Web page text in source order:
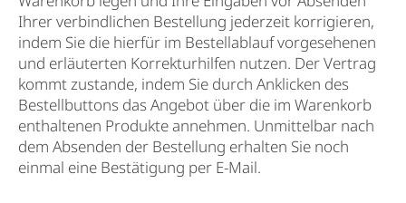
Ihrer verbindlichen Bestellung jederzeit korrigieren,
indem Sie die hierfür im Bestellablauf vorgesehenen
und erläuterten Korrekturhilfen nutzen. Der Vertrag
kommt zustande, indem Sie durch Anklicken des
Bestellbuttons das Angebot über die im Warenkorb
enthaltenen Produkte annehmen. Unmittelbar nach
dem Absenden der Bestellung erhalten Sie noch
einmal eine Bestätigung per E-Mail.